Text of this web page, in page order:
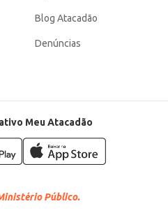
Blog Atacadão
Denúncias
Meu Atacadão
Público.